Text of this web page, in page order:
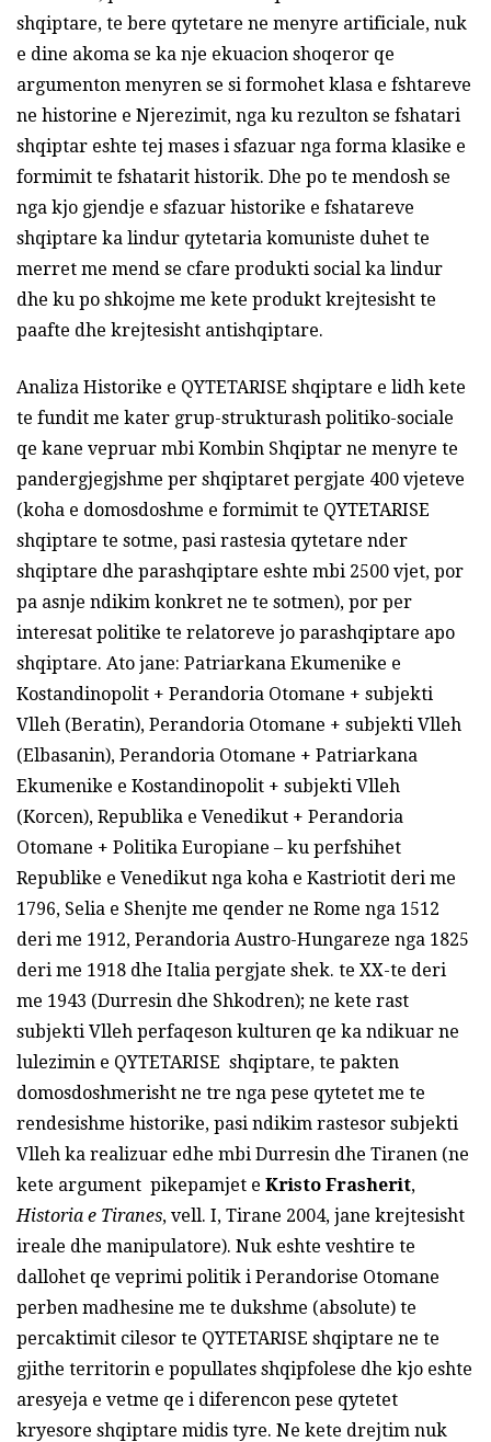
shqiptare, te bere qytetare ne menyre artificiale, nuk
e dine akoma se ka nje ekuacion shoqeror qe
argumenton menyren se si formohet klasa e fshtareve
ne historine e Njerezimit, nga ku rezulton se fshatari
shqiptar eshte tej mases i sfazuar nga forma klasike e
formimit te fshatarit historik. Dhe po te mendosh se
nga kjo gjendje e sfazuar historike e fshatareve
shqiptare ka lindur qytetaria komuniste duhet te
merret me mend se cfare produkti social ka lindur
dhe ku po shkojme me kete produkt krejtesisht te
paafte dhe krejtesisht antishqiptare.
Analiza Historike e QYTETARISE shqiptare e lidh kete
te fundit me kater grup-strukturash politiko-sociale
qe kane vepruar mbi Kombin Shqiptar ne menyre te
pandergjegjshme per shqiptaret pergjate 400 vjeteve
(koha e domosdoshme e formimit te QYTETARISE
shqiptare te sotme, pasi rastesia qytetare nder
shqiptare dhe parashqiptare eshte mbi 2500 vjet, por
pa asnje ndikim konkret ne te sotmen), por per
interesat politike te relatoreve jo parashqiptare apo
shqiptare. Ato jane: Patriarkana Ekumenike e
Kostandinopolit + Perandoria Otomane + subjekti
Vlleh (Beratin), Perandoria Otomane + subjekti Vlleh
(Elbasanin), Perandoria Otomane + Patriarkana
Ekumenike e Kostandinopolit + subjekti Vlleh
(Korcen), Republika e Venedikut + Perandoria
Otomane + Politika Europiane – ku perfshihet
Republike e Venedikut nga koha e Kastriotit deri me
1796, Selia e Shenjte me qender ne Rome nga 1512
deri me 1912, Perandoria Austro-Hungareze nga 1825
deri me 1918 dhe Italia pergjate shek. te XX-te deri
me 1943 (Durresin dhe Shkodren); ne kete rast
subjekti Vlleh perfaqeson kulturen qe ka ndikuar ne
lulezimin e QYTETARISE shqiptare, te pakten
domosdoshmerisht ne tre nga pese qytetet me te
rendesishme historike, pasi ndikim rastesor subjekti
Vlleh ka realizuar edhe mbi Durresin dhe Tiranen (ne
kete argument pikepamjet e Kristo Frasherit,
Historia e Tiranes, vell. I, Tirane 2004, jane krejtesisht
ireale dhe manipulatore). Nuk eshte veshtire te
dallohet qe veprimi politik i Perandorise Otomane
perben madhesine me te dukshme (absolute) te
percaktimit cilesor te QYTETARISE shqiptare ne te
gjithe territorin e popullates shqipfolese dhe kjo eshte
aresyeja e vetme qe i diferencon pese qytetet
kryesore shqiptare midis tyre. Ne kete drejtim nuk